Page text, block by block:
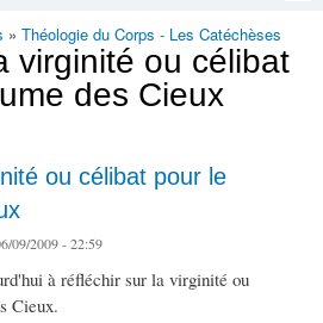
» Théologie du Corps - Les Catéchèses
virginité ou célibat
des Cieux
ou célibat pour le
09/2009 - 22:59
à réfléchir sur la virginité ou
Cieux.